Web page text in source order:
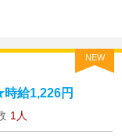
NEW
給1,226円
1人